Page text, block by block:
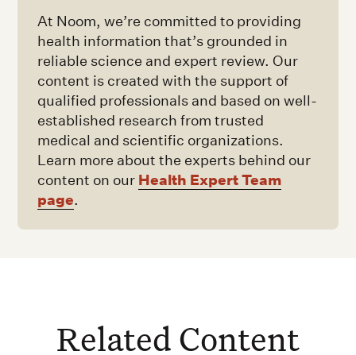
At Noom, we’re committed to providing
health information that’s grounded in
reliable science and expert review. Our
content is created with the support of
qualified professionals and based on well-
established research from trusted
medical and scientific organizations.
Learn more about the experts behind our
content on our Health Expert Team
page.
Related Content